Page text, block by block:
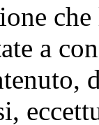
a